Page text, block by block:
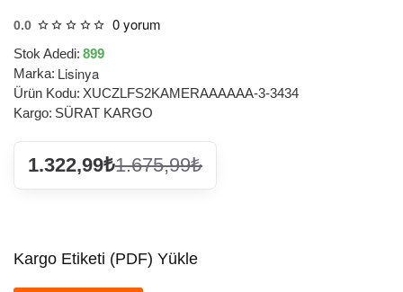
0.0 0 yorum
Stok Adedi: 899
Marka: Lisinya
Ürün Kodu: XUCZLFS2KAMERAAAAAA-3-3434
Kargo: SÜRAT KARGO
1.322,99₺1.675,99₺
Kargo Etiketi (PDF) Yükle